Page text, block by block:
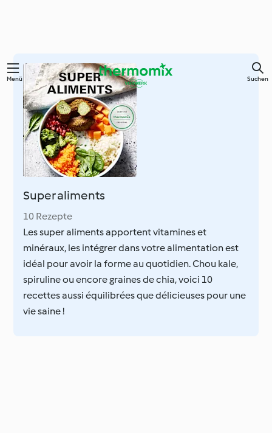
Springe
Hauptinhalt
Menü Suchen
Super aliments
10 Rezepte
Les super aliments apportent vitamines et
minéraux, les intégrer dans votre alimentation est
idéal pour avoir la forme au quotidien. Chou kale,
spiruline ou encore graines de chia, voici 10
recettes aussi équilibrées que délicieuses pour une
vie saine !